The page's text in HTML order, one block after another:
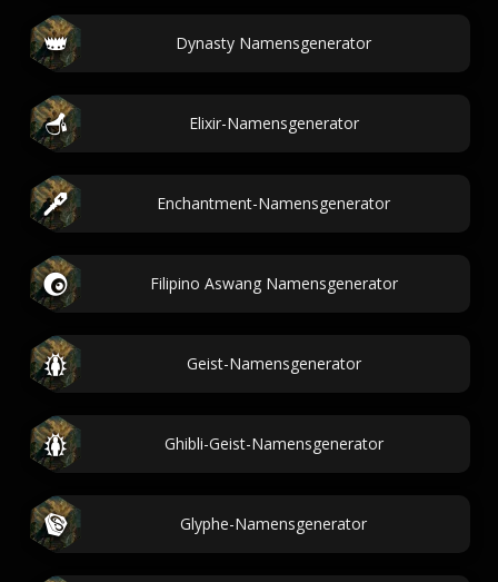
Dynasty Namensgenerator
Elixir-Namensgenerator
Enchantment-Namensgenerator
Filipino Aswang Namensgenerator
Geist-Namensgenerator
Ghibli-Geist-Namensgenerator
Glyphe-Namensgenerator